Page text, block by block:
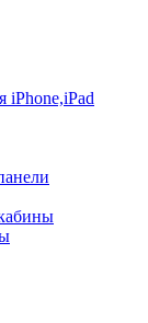
iPhone,iPad